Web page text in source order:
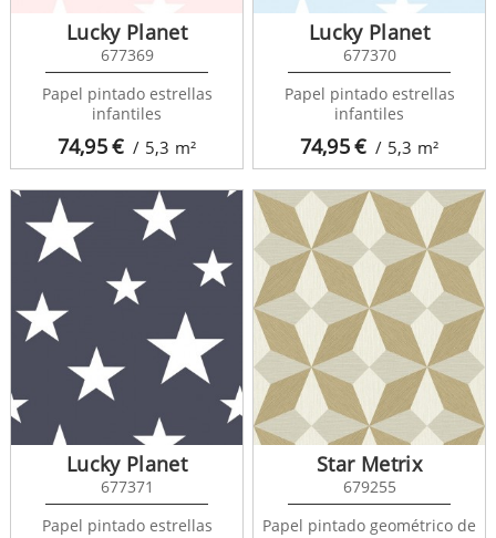
74,95€ / 5,3 m²
Lucky Planet
677369
Papel pintado estrellas
infantiles
74,95€ / 5,3 m²
Lucky Planet
677370
Papel pintado estrellas
infantiles
Lucky Planet
677371
Papel pintado estrellas
Star Metrix
679255
Papel pintado geométrico de